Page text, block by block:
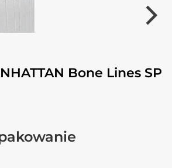
Bone Lines SP